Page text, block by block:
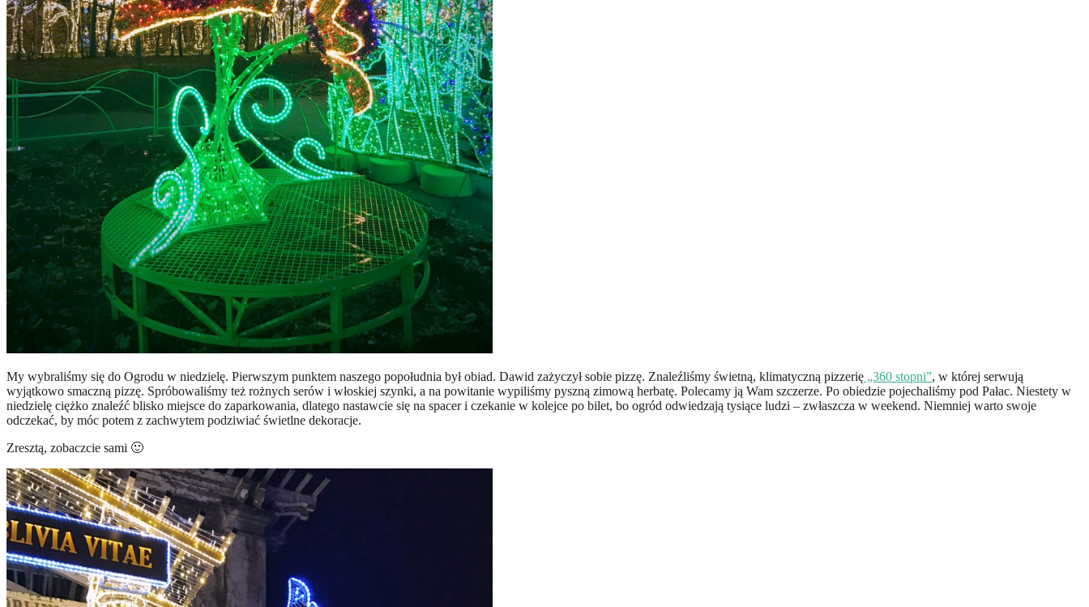
My wybraliśmy się do Ogrodu w niedzielę. Pierwszym punktem naszego popołudnia był obiad. Dawid zażyczył sobie pizzę. Znaleźliśmy świetną, klimatyczną pizzerię „360 stopni”, w której serwują
wyjątkowo smaczną pizzę. Spróbowaliśmy też rożnych serów i włoskiej szynki, a na powitanie wypiliśmy pyszną zimową herbatę. Polecamy ją Wam szczerze. Po obiedzie pojechaliśmy pod Pałac. Niestety w
niedzielę ciężko znaleźć blisko miejsce do zaparkowania, dlatego nastawcie się na spacer i czekanie w kolejce po bilet, bo ogród odwiedzają tysiące ludzi – zwłaszcza w weekend. Niemniej warto swoje
odczekać, by móc potem z zachwytem podziwiać świetlne dekoracje.
Zresztą, zobaczcie sami 🙂